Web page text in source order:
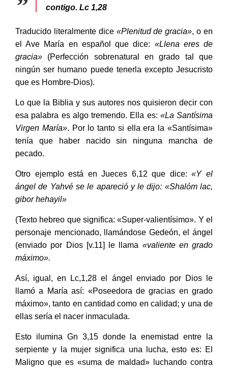
contigo. Lc 1,28
Traducido literalmente dice «Plenitud de gracia», o en
el Ave María en español que dice: «Llena eres de
gracia» (Perfección sobrenatural en grado tal que
ningún ser humano puede tenerla excepto Jesucristo
que es Hombre-Dios).
Lo que la Biblia y sus autores nos quisieron decir con
esa palabra es algo tremendo. Ella es: «La Santísima
Virgen María». Por lo tanto si ella era la «Santísima»
tenía que haber nacido sin ninguna mancha de
pecado.
Otro ejemplo está en Jueces 6,12 que dice:«Y el
ángel de Yahvé se le apareció y le dijo: «Shalóm lac,
gibor hehayil»
(Texto hebreo que significa: «Super-valientísimo». Y el
personaje mencionado, llamándose Gedeón, el ángel
(enviado por Dios [v.11] le llama «valiente en grado
máximo».
Así, igual, en Lc,1,28 el ángel enviado por Dios le
llamó a María así: «Poseedora de gracias en grado
máximo», tanto en cantidad como en calidad; y una de
ellas sería el nacer inmaculada.
Esto ilumina Gn 3,15 donde la enemistad entre la
serpiente y la mujer significa una lucha, esto es: El
Maligno que es «suma de maldad» luchando contra